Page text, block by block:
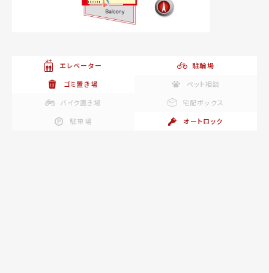
エレベーター
駐輪場
ゴミ置き場
ペット相談
バイク置き場
宅配ボックス
駐車場
オートロック